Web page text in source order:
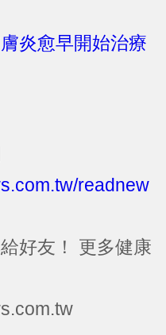
炎愈早開始治療
readnew
好友！
更多健康